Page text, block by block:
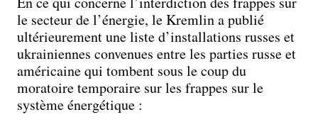
le secteur de l’énergie, le Kremlin a publié
ultérieurement une liste d’installations russes et
ukrainiennes convenues entre les parties russe et
américaine qui tombent sous le coup du
moratoire temporaire sur les frappes sur le
système énergétique :